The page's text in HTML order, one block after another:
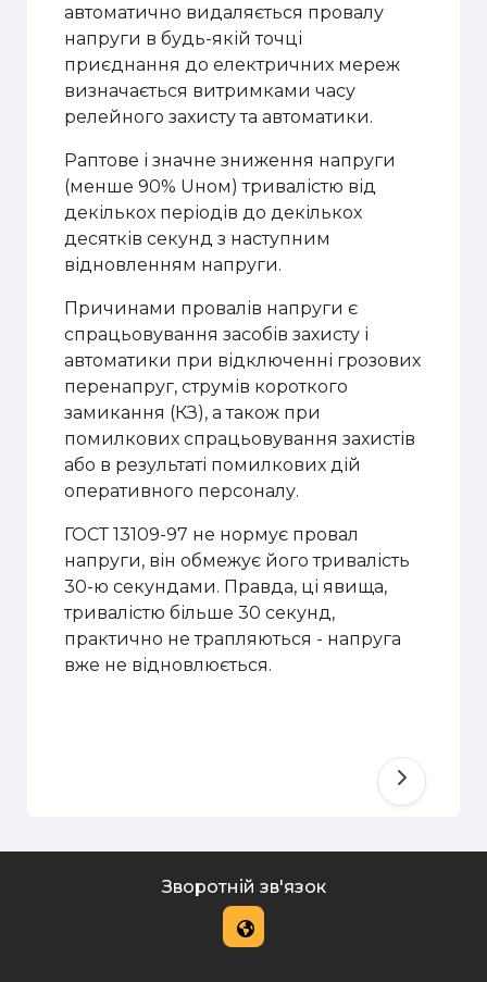
автоматично видаляється провалу
напруги в будь-якій точці
приєднання до електричних мереж
визначається витримками часу
релейного захисту та автоматики.
Раптове і значне зниження напруги
(менше 90% Uном) тривалістю від
декількох періодів до декількох
десятків секунд з наступним
відновленням напруги.
Причинами провалів напруги є
спрацьовування засобів захисту і
автоматики при відключенні грозових
перенапруг, струмів короткого
замикання (КЗ), а також при
помилкових спрацьовування захистів
або в результаті помилкових дій
оперативного персоналу.
ГОСТ 13109-97 не нормує провал
напруги, він обмежує його тривалість
30-ю секундами. Правда, ці явища,
тривалістю більше 30 секунд,
практично не трапляються - напруга
вже не відновлюється.
Зворотній зв'язок